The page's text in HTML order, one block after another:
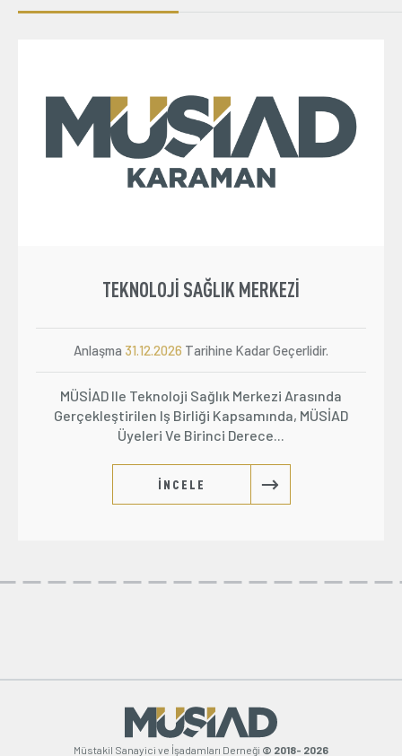
TEKNOLOJI SAĞLIK MERKEZI
Anlaşma 31.12.2026 Tarihine Kadar Geçerlidir.
MÜSİAD Ile Teknoloji Sağlık Merkezi Arasında
Gerçekleştirilen Iş Birliği Kapsamında, MÜSİAD
Üyeleri Ve Birinci Derece...
İNCELE
Müstakil Sanayici ve İşadamları Derneği © 2018- 2026